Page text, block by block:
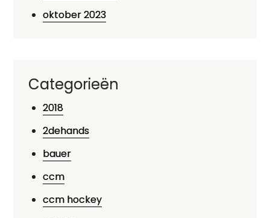
oktober 2023
Categorieën
2018
2dehands
bauer
ccm
ccm hockey